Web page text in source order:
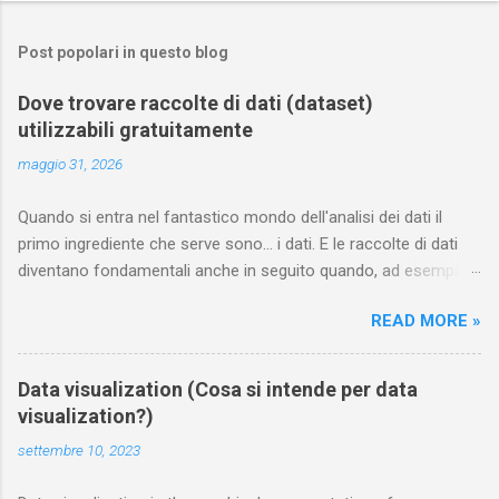
Post popolari in questo blog
Dove trovare raccolte di dati (dataset)
utilizzabili gratuitamente
maggio 31, 2026
Quando si entra nel fantastico mondo dell'analisi dei dati il
primo ingrediente che serve sono... i dati. E le raccolte di dati
diventano fondamentali anche in seguito quando, ad esempio,
pagina annoto i siti dai quali è possibile scaricare gratuitamente
e legalmente dataset curati di dati. Chiunque può contribuire
segnalandone di nuovi nei commenti Sport statsbomb mette a
disposizione gratuitamente delle interessanti raccolte dedicate
al mondo del calcio e del football americano ; le trovi sulla loro
pagina github . Tra i data set dedicati al calcio e scaricabili
READ MORE »
Data visualization (Cosa si intende per data
visualization?)
settembre 10, 2023